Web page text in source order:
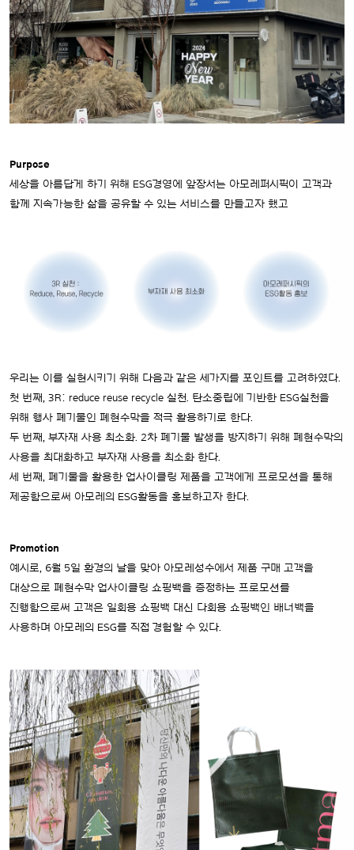
Purpose
세상을 아름답게 하기 위해 ESG경영에 앞장서는 아모레퍼시픽이 고객과
함께 지속가능한 삶을 공유할 수 있는 서비스를 만들고자 했고
우리는 이를 실현시키기 위해 다음과 같은 세가지를 포인트를 고려하였다.
첫 번째, 3R: reduce reuse recycle 실천. 탄소중립에 기반한 ESG실천을
위해 행사 폐기물인 폐현수막을 적극 활용하기로 한다.
두 번째, 부자재 사용 최소화. 2차 폐기물 발생을 방지하기 위해 폐현수막의
사용을 최대화하고 부자재 사용을 최소화 한다.
세 번째, 폐기물을 활용한 업사이클링 제품을 고객에게 프로모션을 통해
제공함으로써 아모레의 ESG활동을 홍보하고자 한다.
Promotion
예시로, 6월 5일 환경의 날을 맞아 아모레성수에서 제품 구매 고객을
대상으로 폐현수막 업사이클링 쇼핑백을 증정하는 프로모션를
진행함으로써 고객은 일회용 쇼핑백 대신 다회용 쇼핑백인 배너백을
사용하며 아모레의 ESG를 직접 경험할 수 있다.